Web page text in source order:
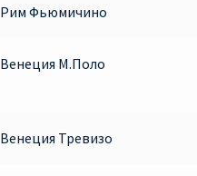
Рим Фьюмичино
Венеция М.Поло
Венеция Тревизо